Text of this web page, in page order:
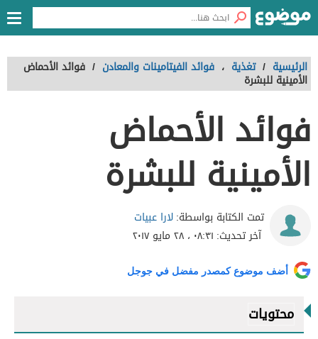
الرئيسية / تغذية ، فوائد الفيتامينات والمعادن / فوائد الأحماض
الأمينية للبشرة
فوائد الأحماض
الأمينية للبشرة
تمت الكتابة بواسطة:لارا عبيات
آخر تحديث: ٠٨:٣١ ، ٢٨ مايو ٢٠١٧
أضف موضوع كمصدر مفضل في جوجل
محتويات